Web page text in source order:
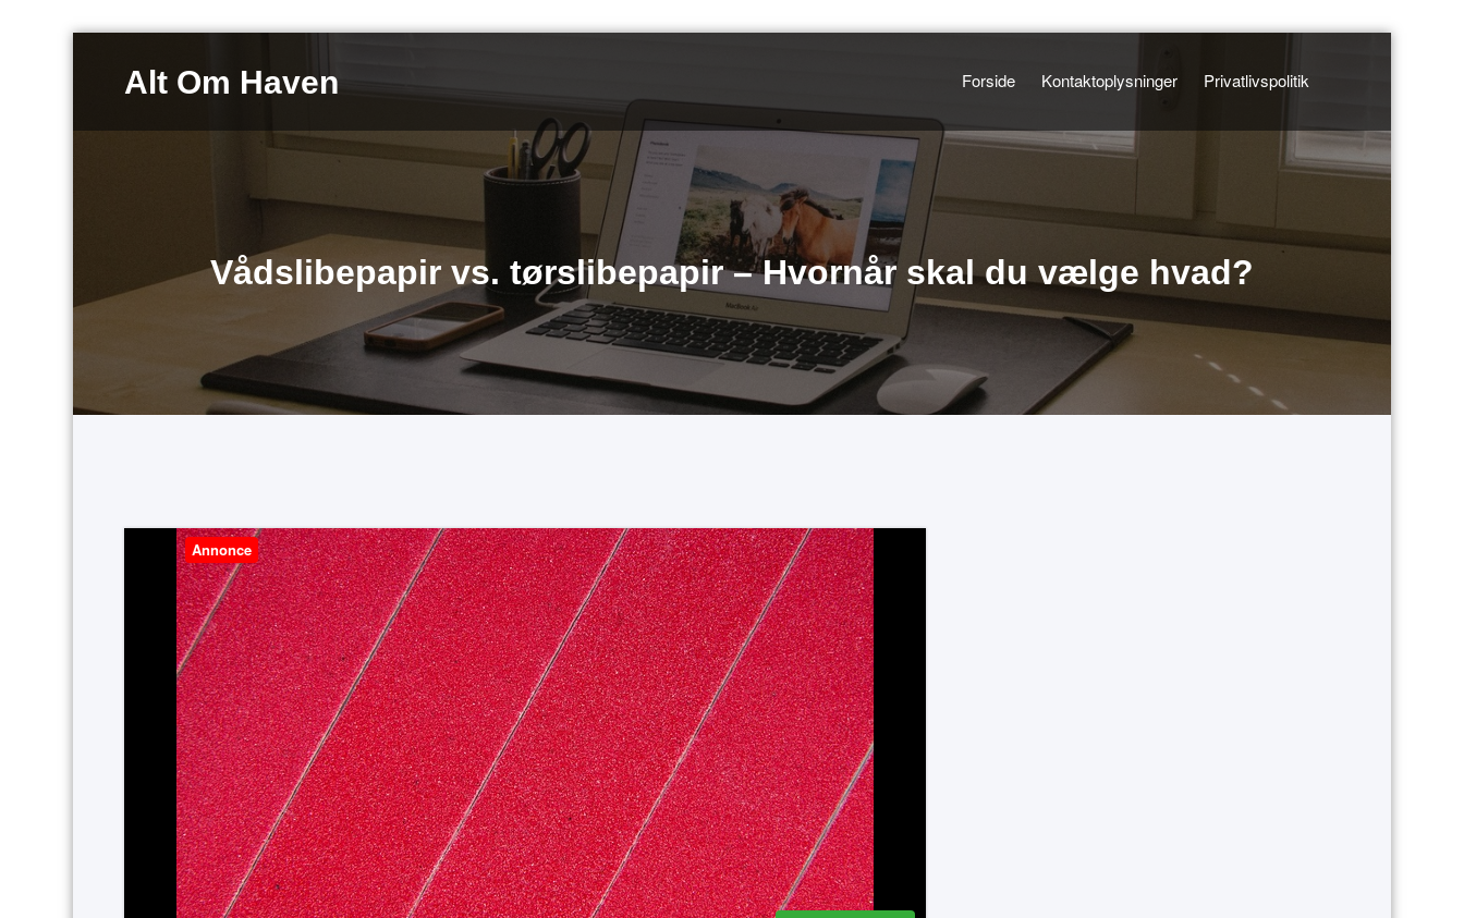
indholdAlt Om Haven Forside Kontaktoplysninger Privatlivspolitik
Vådslibepapir vs. tørslibepapir – Hvornår skal du vælge hvad?
Annonce